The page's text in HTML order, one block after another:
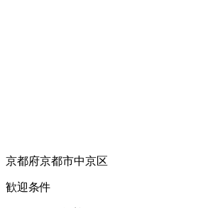
京都府京都市中京区
歓迎条件